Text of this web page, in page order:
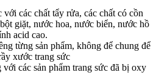
với các chất tẩy rửa, các chất có cồn
giặt, nước hoa, nước biển, nước hồ
acid cao.
từng sản phẩm, không để chung để
xước trang sức
các sản phẩm trang sức đã bị oxy